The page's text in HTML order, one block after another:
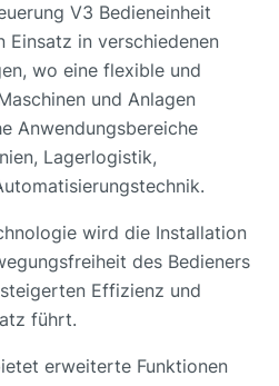
V3 Bedieneinheit
Einsatz in verschiedenen
wo eine flexible und
und Anlagen
Anwendungsbereiche
Lagerlogistik,
wird die Installation
des Bedieners
Effizienz und
führt.
erweiterte Funktionen